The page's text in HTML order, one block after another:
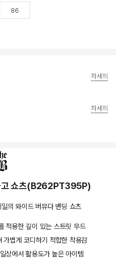
86
자세히
자세히
고 쇼츠(B262PT395P)
의 와이드 버뮤다 밴딩 쇼츠
적용한 깊이 있는 스트릿 무드
가볍게 코디하기 적합한 착용감
상에서 활용도가 높은 아이템